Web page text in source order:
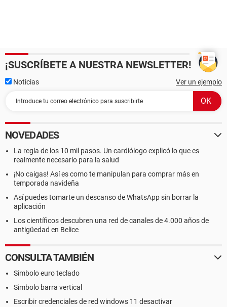
¡SUSCRÍBETE A NUESTRA NEWSLETTER!
Noticias Ver un ejemplo
NOVEDADES
La regla de los 10 mil pasos. Un cardiólogo explicó lo que es
realmente necesario para la salud
¡No caigas! Así es como te manipulan para comprar más en
temporada navideña
Así puedes tomarte un descanso de WhatsApp sin borrar la
aplicación
Los científicos descubren una red de canales de 4.000 años de
antigüedad en Belice
CONSULTA TAMBIÉN
Simbolo euro teclado
Simbolo barra vertical
Escribir credenciales de red windows 11 desactivar